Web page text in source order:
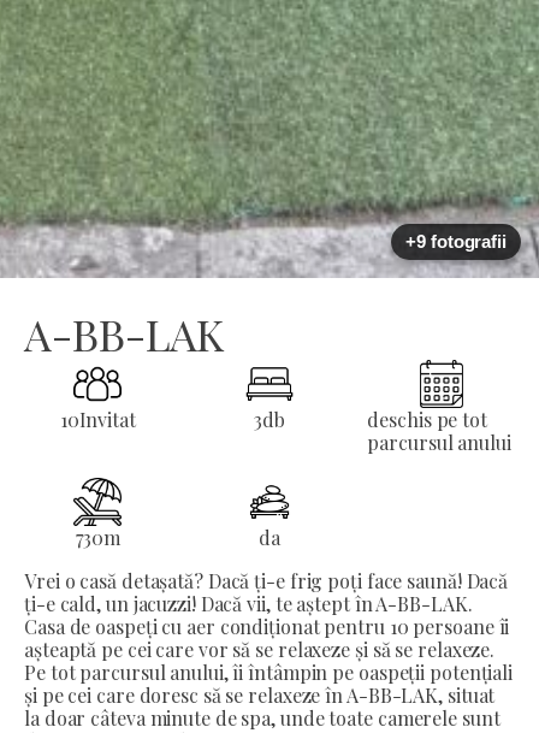
+9 fotografii
A-BB-LAK
10Invitat 3db
deschis pe tot
parcursul anului
730m
da
Vrei o casă detașată? Dacă ți-e frig poți face saună! Dacă
ți-e cald, un jacuzzi! Dacă vii, te aștept în A-BB-LAK.
Casa de oaspeți cu aer condiționat pentru 10 persoane îi
așteaptă pe cei care vor să se relaxeze și să se relaxeze.
Pe tot parcursul anului, îi întâmpin pe oaspeții potențiali
și pe cei care doresc să se relaxeze în A-BB-LAK, situat
la doar câteva minute de spa, unde toate camerele sunt